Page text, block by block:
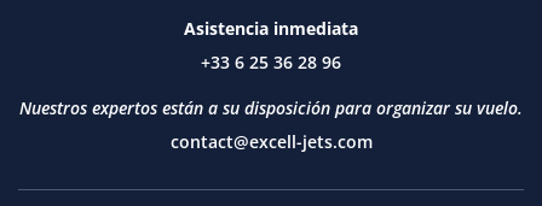
Asistencia inmediata
+33 6 25 36 28 96
Nuestros expertos están a su disposición para organizar su vuelo.
contact@excell-jets.com